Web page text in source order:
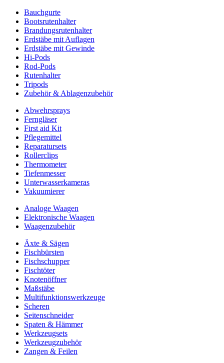
Bauchgurte
Bootsrutenhalter
Brandungsrutenhalter
Erdstäbe mit Auflagen
Erdstäbe mit Gewinde
Hi-Pods
Rod-Pods
Rutenhalter
Tripods
Zubehör & Ablagenzubehör
Abwehrsprays
Ferngläser
First aid Kit
Pflegemittel
Reparatursets
Rollerclips
Thermometer
Tiefenmesser
Unterwasserkameras
Vakuumierer
Analoge Waagen
Elektronische Waagen
Waagenzubehör
Äxte & Sägen
Fischbürsten
Fischschupper
Fischtöter
Knotenöffner
Maßstäbe
Multifunktionswerkzeuge
Scheren
Seitenschneider
Spaten & Hämmer
Werkzeugsets
Werkzeugzubehör
Zangen & Feilen